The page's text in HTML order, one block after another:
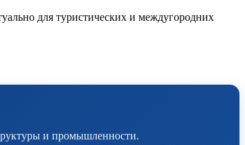
для туристических и междугородних
и промышленности.